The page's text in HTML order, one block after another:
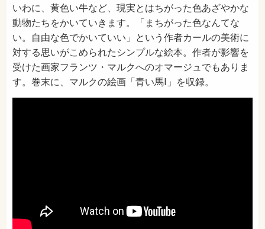
いわに、黄色い牛など、現実とはちがった色あざやかな
動物たちをかいていきます。「まちがった色なんてな
い。自由な色でかいていい」という作者カールの美術に
対する思いがこめられたシンプルな絵本。作者が影響を
受けた画家フランツ・マルクへのオマージュでもありま
す。巻末に、マルクの絵画「青い馬Ⅰ」を収録。